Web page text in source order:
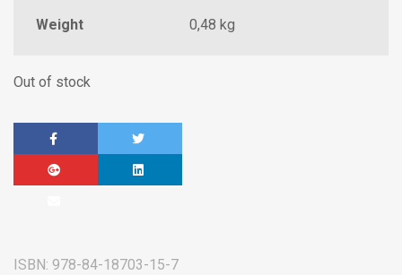
Weight
0,48 kg
Out of stock
ISBN: 978-84-18703-15-7